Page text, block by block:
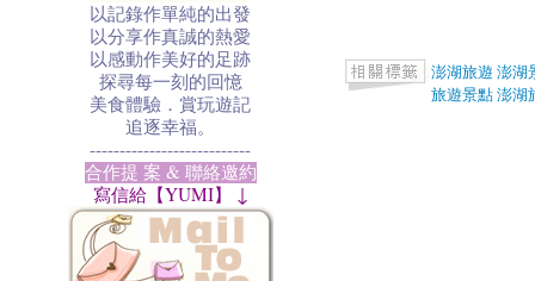
以記錄作單純的出發
以分享作真誠的熱愛
以感動作美好的足跡
探尋每一刻的回憶
美食體驗．賞玩遊記
追逐幸福。
---------------------------
合作提 案 & 聯絡邀約
寫信給【YUMI】 ↓
澎湖旅遊澎湖
旅遊景點澎湖